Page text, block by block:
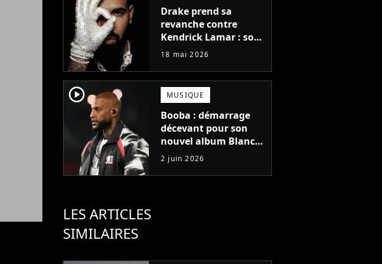
Drake prend sa
revanche contre
Kendrick Lamar : son
nouvel album explose
18 mai 2026
player2 MUSIQUE
Booba : démarrage
décevant pour son
nouvel album Blanco
Nemesis mais il y a
une explication à ce
score
2 juin 2026
LES ARTICLES
SIMILAIRES